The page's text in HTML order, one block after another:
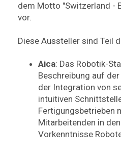
dem Motto "Switzerland -
vor.
Diese Aussteller sind Teil
Aica: Das Robotik-
Beschreibung auf
der Integration von
intuitiven
Fertigungsbetrieben
Mitarbeitenden in
Vorkenntnisse